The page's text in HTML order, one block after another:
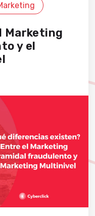
Marketing
y el